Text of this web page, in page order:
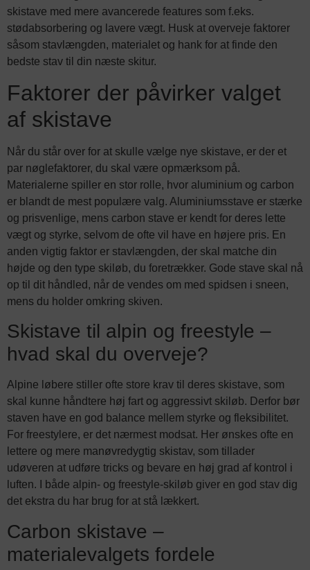
skistave med mere avancerede features som f.eks.
stødabsorbering og lavere vægt. Husk at overveje faktorer
såsom stavlængden, materialet og hank for at finde den
bedste stav til din næste skitur.
Faktorer der påvirker valget
af skistave
Når du står over for at skulle vælge nye skistave, er der et
par nøglefaktorer, du skal være opmærksom på.
Materialerne spiller en stor rolle, hvor aluminium og carbon
er blandt de mest populære valg. Aluminiumsstave er stærke
og prisvenlige, mens carbon stave er kendt for deres lette
vægt og styrke, selvom de ofte vil have en højere pris. En
anden vigtig faktor er stavlængden, der skal matche din
højde og den type skiløb, du foretrækker. Gode stave skal nå
op til dit håndled, når de vendes om med spidsen i sneen,
mens du holder omkring skiven.
Skistave til alpin og freestyle –
hvad skal du overveje?
Alpine løbere stiller ofte store krav til deres skistave, som
skal kunne håndtere høj fart og aggressivt skiløb. Derfor bør
staven have en god balance mellem styrke og fleksibilitet.
For freestylere, er det nærmest modsat. Her ønskes ofte en
lettere og mere manøvredygtig skistav, som tillader
udøveren at udføre tricks og bevare en høj grad af kontrol i
luften. I både alpin- og freestyle-skiløb giver en god stav dig
det ekstra du har brug for at stå lækkert.
Carbon skistave –
materialevalgets fordele